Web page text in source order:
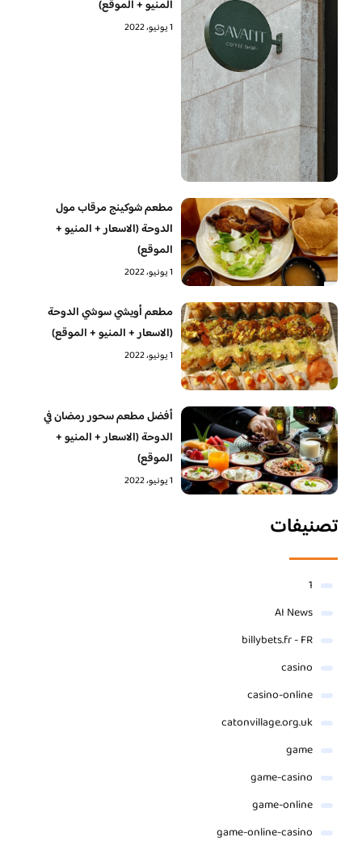
المنيو + الموقع)
1 يونيو، 2022
مطعم شوكينج مرقاب مول
الدوحة (الاسعار + المنيو +
الموقع)
1 يونيو، 2022
مطعم أويشي سوشي الدوحة
(الاسعار + المنيو + الموقع)
1 يونيو، 2022
أفضل مطعم سحور رمضان في
الدوحة (الاسعار + المنيو +
الموقع)
1 يونيو، 2022
تصنيفات
1
AI News
billybets.fr - FR
casino
casino-online
catonvillage.org.uk
game
game-casino
game-online
game-online-casino